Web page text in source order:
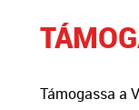
Támogassa a